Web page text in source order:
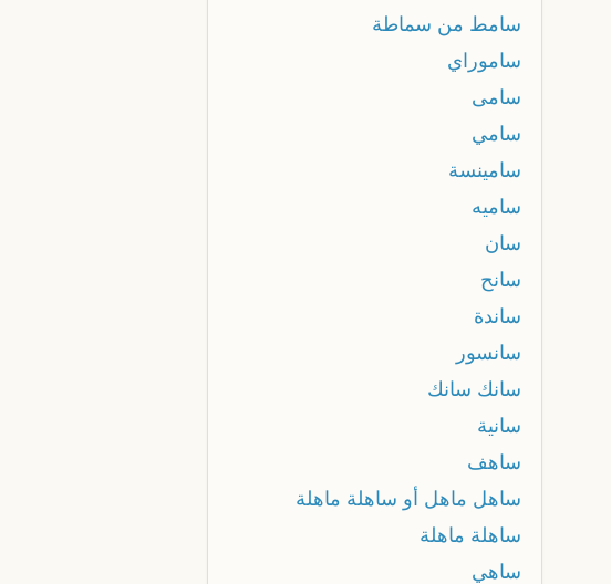
سامط من سماطة
ساموراي
سامى
سامي
سامينسة
ساميه
سان
سانح
ساندة
سانسور
سانك سانك
سانية
ساهف
ساهل ماهل أو ساهلة ماهلة
ساهلة ماهلة
ساهي